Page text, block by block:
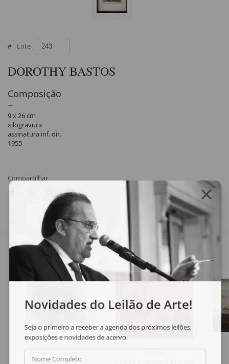
Lote
DOROTHY BASTOS
Composição
9 x 26 cm
xilogravura
assinatura inf. dir.
1955
Compartilhar
Veja também
Paisagem 184
Novidades do Leilão de Arte!
Seja o primeiro a receber a agenda dos próximos leilões,
exposições e novidades de acervo.
Nome Completo